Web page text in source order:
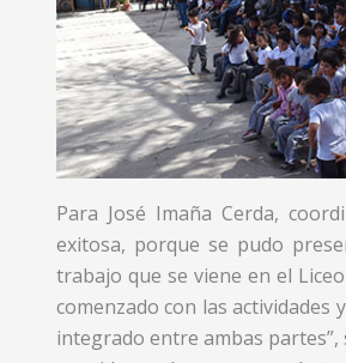
Para José Imaña Cerda,
exitosa, porque se pudo
trabajo que se viene en el
comenzado con las actividades
integrado entre ambas